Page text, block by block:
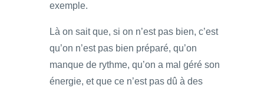
exemple.
Là on sait que, si on n’est pas bien, c’est
qu’on n’est pas bien préparé, qu’on
manque de rythme, qu’on a mal géré son
énergie, et que ce n’est pas dû à des